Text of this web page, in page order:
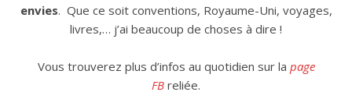
envies. Que ce soit conventions, Royaume-Uni, voyages,
livres,… j’ai beaucoup de choses à dire !
Vous trouverez plus d’infos au quotidien sur la page
FB reliée.